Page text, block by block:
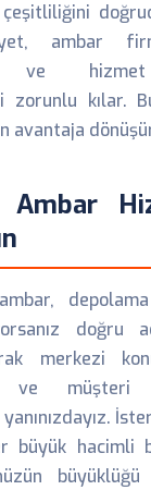
ambar
ve hizmet
zorunlu kılar.
avantaja
Ambar
doğru
merkezi
ve müşteri
yanınızdayız.
büyük hacimli